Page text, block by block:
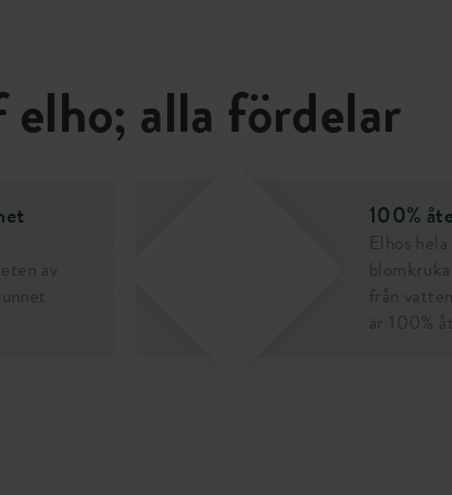
elho; alla fördelar
av
100%
Elhos
från
är 100%